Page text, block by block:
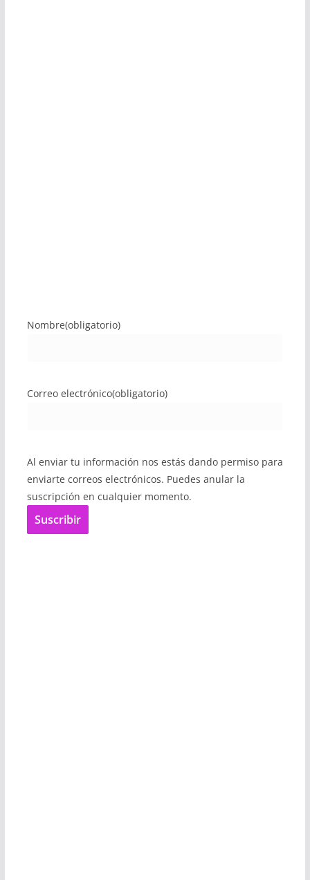
Nombre(obligatorio)
Correo electrónico(obligatorio)
Al enviar tu información nos estás dando permiso para
enviarte correos electrónicos. Puedes anular la
suscripción en cualquier momento.
Suscribir